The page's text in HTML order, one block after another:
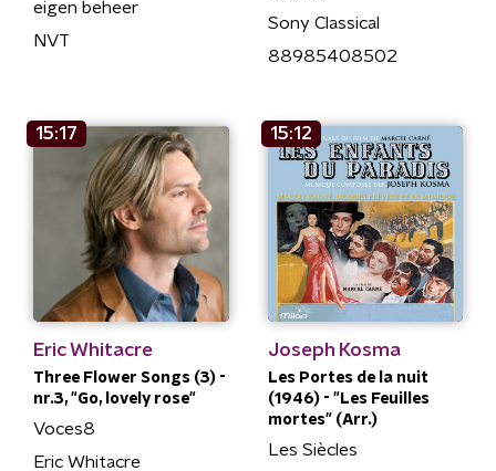
eigen beheer
NVT
Sony Classical
88985408502
15:17
Eric Whitacre
Three Flower Songs (3) -
nr.3, "Go, lovely rose"
Voces8
Eric Whitacre
15:12
Joseph Kosma
Les Portes de la nuit
(1946) - "Les Feuilles
mortes" (Arr.)
Les Siècles